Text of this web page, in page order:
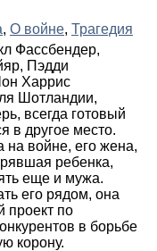
, О войне, Трагедия
Фассбендер,
Пэдди
Харрис
Шотландии,
всегда готовый
в другое место.
на войне, его жена,
ребенка,
еще и мужа.
его рядом, она
проект по
в борьбе
корону.